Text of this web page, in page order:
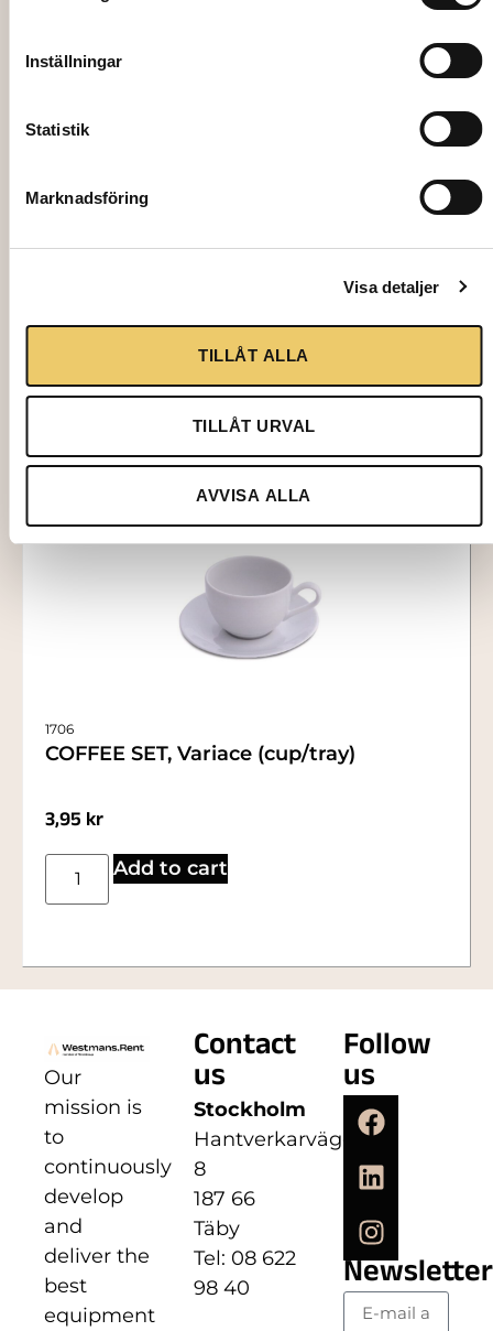
Inställningar
Statistik
Marknadsföring
Visa detaljer
TILLÅT ALLA
TILLÅT URVAL
AVVISA ALLA
COFFEE MUG VENEDIG, 28cl, white
5,00kr
Add to cart
1706
COFFEE SET, Variace (cup/tray)
3,95 kr
Add to cart
Our
mission is
to
continuously
develop
and
deliver the
best
equipment
Contact
us
Stockholm
Hantverkarvägen
8
187 66
Täby
Tel: 08 622
98 40
Follow
us